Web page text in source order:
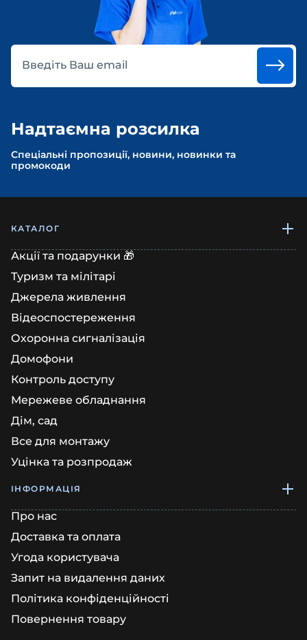
Введіть Ваш email
Надтаємна розсилка
Спеціальні пропозиції, новини, новинки та
промокоди
КАТАЛОГ
Акції та подарунки 🎁
Туризм та мілітарі
Джерела живлення
Відеоспостереження
Охоронна сигналізація
Домофони
Контроль доступу
Мережеве обладнання
Дім, сад
Все для монтажу
Уцінка та розпродаж
ІНФОРМАЦІЯ
Про нас
Доставка та оплата
Угода користувача
Запит на видалення даних
Політика конфіденційності
Повернення товару